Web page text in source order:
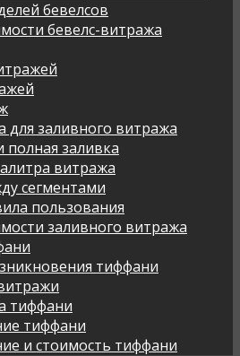
бевелсов
бевелс-витража
для заливного витража
полная заливка
витража
сегментами
пользования
заливного витража
тиффани
тиффани
тиффани
и стоимость тиффани